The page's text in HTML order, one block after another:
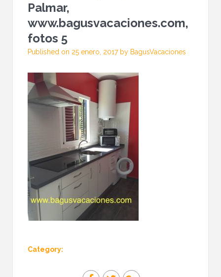
Palmar,
www.bagusvacaciones.com,
fotos 5
Published on 25 enero, 2017 by BagusVacaciones
Category: